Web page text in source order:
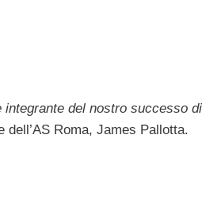
del nostro successo di
dell’AS Roma, James Pallotta.